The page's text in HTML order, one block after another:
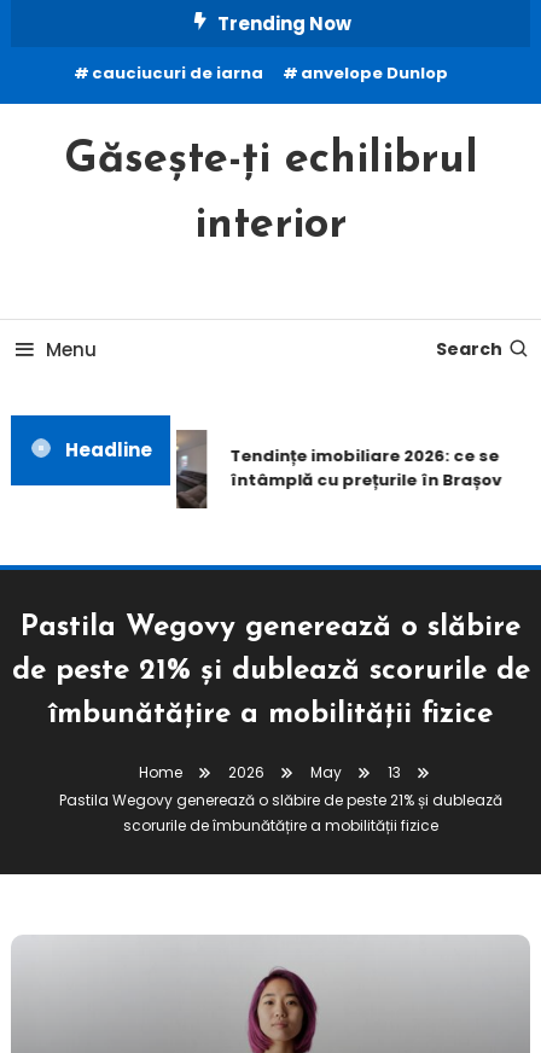
Content
Trending Now
cauciucuri de iarna anvelope Dunlop
Găsește-ți echilibrul
interior
Menu Search
Headline
Tendințe imobiliare 2026: ce se
întâmplă cu prețurile în Brașov
Pastila Wegovy generează o slăbire
de peste 21% și dublează scorurile de
îmbunătățire a mobilității fizice
Home 2026 May
13
Pastila Wegovy generează o slăbire de peste 21% și dublează
scorurile de îmbunătățire a mobilității fizice